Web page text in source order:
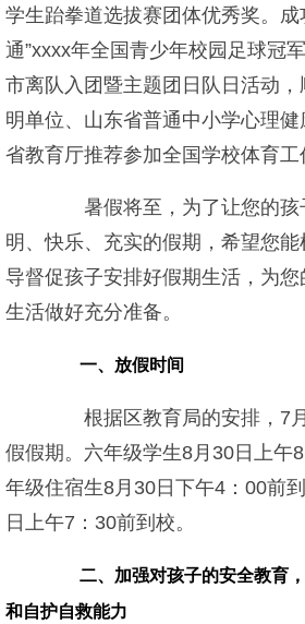
学生跆拳道选拔赛团体优秀奖。成
通”xxxx年全国青少年校园足球冠
市离队入团暨主题团日队日活动
明单位、山东省普通中小学心理
省教育厅推荐参加全国学校体育工
暑假将至，为了让您的孩
明、快乐、充实的假期，希望您
导督促孩子安排好假期生活，为您
生活做好充分准备。
一、放假时间
根据区教育局的安排，7
假假期。六年级学生8月30日上午
年级住宿生8月30日下午4：00前
日上午7：30前到校。
二、加强对孩子的安全教育，
和自护自救能力